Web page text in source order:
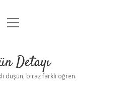
Anasayfa
Uyarı
menüyü
Detayı
düşün, biraz farklı öğren.